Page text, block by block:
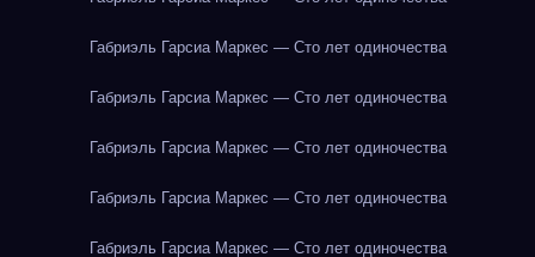
Габриэль Гарсиа Маркес — Сто лет одиночества
Габриэль Гарсиа Маркес — Сто лет одиночества
Габриэль Гарсиа Маркес — Сто лет одиночества
Габриэль Гарсиа Маркес — Сто лет одиночества
Габриэль Гарсиа Маркес — Сто лет одиночества